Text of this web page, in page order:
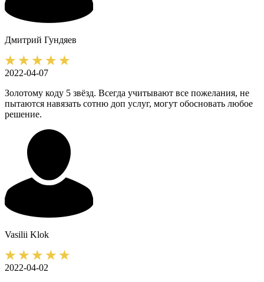
Дмитрий Гундяев
2022-04-07
Золотому коду 5 звёзд. Всегда учитывают все пожелания, не
пытаются навязать сотню доп услуг, могут обосновать любое
решение.
Vasilii Klok
2022-04-02